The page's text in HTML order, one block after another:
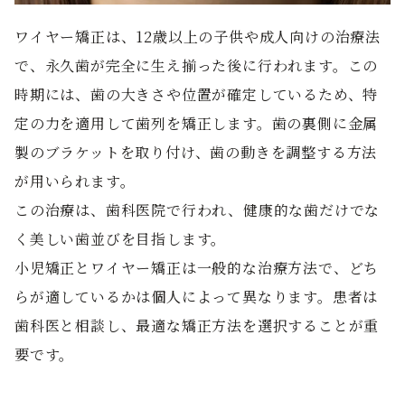
ワイヤー矯正は、12歳以上の子供や成人向けの治療法
で、永久歯が完全に生え揃った後に行われます。この
時期には、歯の大きさや位置が確定しているため、特
定の力を適用して歯列を矯正します。歯の裏側に金属
製のブラケットを取り付け、歯の動きを調整する方法
が用いられます。
この治療は、歯科医院で行われ、健康的な歯だけでな
く美しい歯並びを目指します。
小児矯正とワイヤー矯正は一般的な治療方法で、どち
らが適しているかは個人によって異なります。患者は
歯科医と相談し、最適な矯正方法を選択することが重
要です。